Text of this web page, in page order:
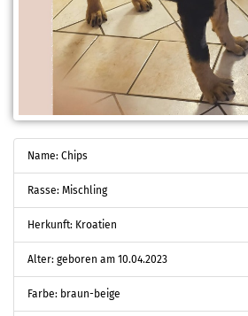
Name: Chips
Rasse: Mischling
Herkunft: Kroatien
Alter: geboren am 10.04.2023
Farbe: braun-beige